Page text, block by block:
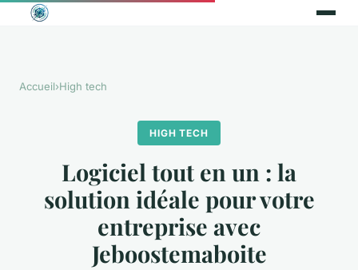
Accueil›High tech
HIGH TECH
Logiciel tout en un : la
solution idéale pour votre
entreprise avec
Jeboostemaboite